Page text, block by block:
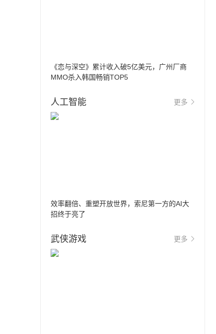
《恋与深空》累计收入破5亿美元，广州厂商
MMO杀入韩国畅销TOP5
人工智能 更多
效率翻倍、重塑开放世界，索尼第一方的AI大
招终于亮了
武侠游戏 更多